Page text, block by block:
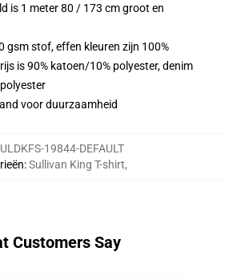
is 1 meter 80 / 173 cm groot en
gsm stof, effen kleuren zijn 100%
is 90% katoen/10% polyester, denim
voor duurzaamheid
19844-DEFAULT
:Sullivan King T-shirt,
Customers Say